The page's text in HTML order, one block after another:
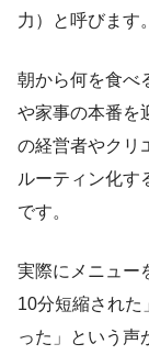
力）と呼びます。
朝から何を食べ
や家事の本番を
の経営者やクリ
ルーティン化す
です。
実際にメニュー
10分短縮された
った」という声